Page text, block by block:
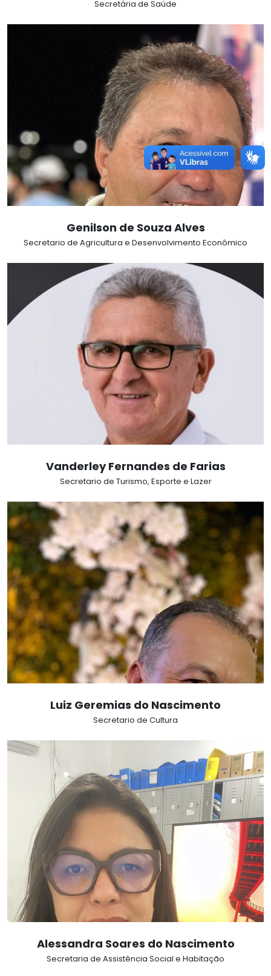
Secretária de Saúde
Genilson de Souza Alves
Secretario de Agricultura e Desenvolvimento Econômico
Vanderley Fernandes de Farias
Secretario de Turismo, Esporte e Lazer
Luiz Geremias do Nascimento
Secretario de Cultura
Alessandra Soares do Nascimento
Secretaria de Assistência Social e Habitação